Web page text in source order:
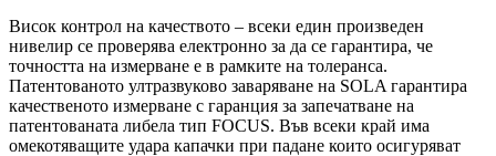
Висок контрол на качеството – всеки един произведен
нивелир се проверява електронно за да се гарантира, че
точността на измерване е в рамките на толеранса.
Патентованото ултразвуково заваряване на SOLA гарантира
качественото измерване с гаранция за запечатване на
патентованата либела тип FOCUS. Във всеки край има
омекотяващите удара капачки при падане които осигуряват